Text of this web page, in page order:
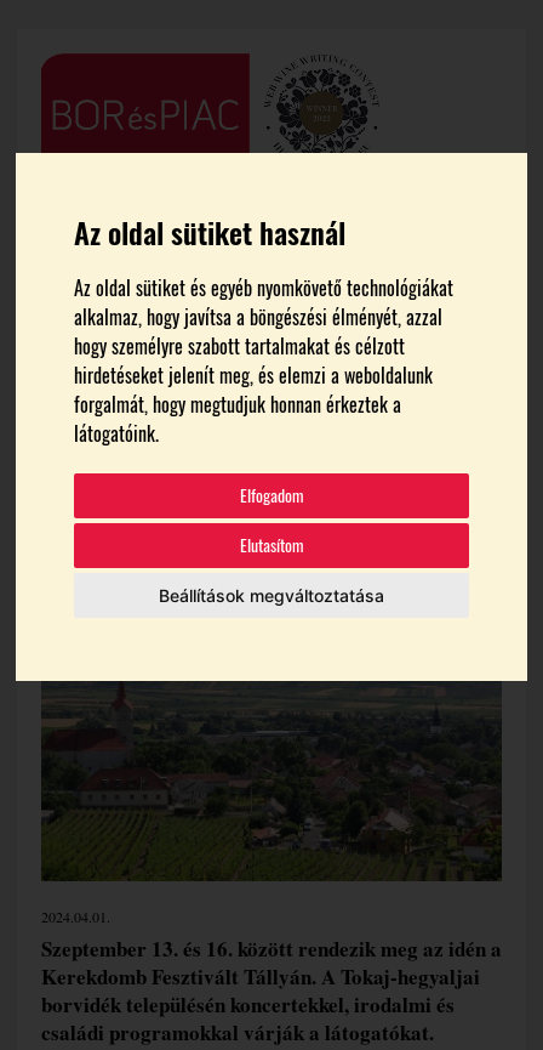
Az oldal sütiket használ
Az oldal sütiket és egyéb nyomkövető technológiákat
alkalmaz, hogy javítsa a böngészési élményét, azzal
hogy személyre szabott tartalmakat és célzott
hirdetéseket jelenít meg, és elemzi a weboldalunk
forgalmát, hogy megtudjuk honnan érkeztek a
látogatóink.
Elfogadom
Elutasítom
Beállítások megváltoztatása
FŐOLDAL HÍREK
Az idén is megrendezik a
Kerekdomb Fesztivált
Tállyán
2024.04.01.
Szeptember 13. és 16. között rendezik meg az idén a
Kerekdomb Fesztivált Tállyán. A Tokaj-hegyaljai
borvidék településén koncertekkel, irodalmi és
családi programokkal várják a látogatókat.